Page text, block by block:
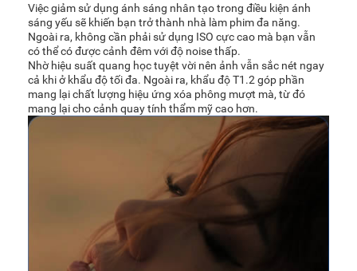
Việc giảm sử dụng ánh sáng nhân tạo trong điều kiện ánh
sáng yếu sẽ khiến bạn trở thành nhà làm phim đa năng.
Ngoài ra, không cần phải sử dụng ISO cực cao mà bạn vẫn
có thể có được cảnh đêm với độ noise thấp.
Nhờ hiệu suất quang học tuyệt vời nên ảnh vẫn sắc nét ngay
cả khi ở khẩu độ tối đa. Ngoài ra, khẩu độ T1.2 góp phần
mang lại chất lượng hiệu ứng xóa phông mượt mà, từ đó
mang lại cho cảnh quay tính thẩm mỹ cao hơn.